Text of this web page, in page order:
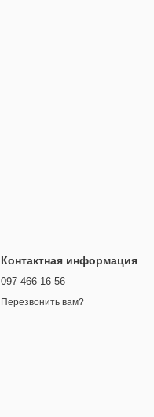
Контактная информация
097 466-16-56
Перезвонить вам?